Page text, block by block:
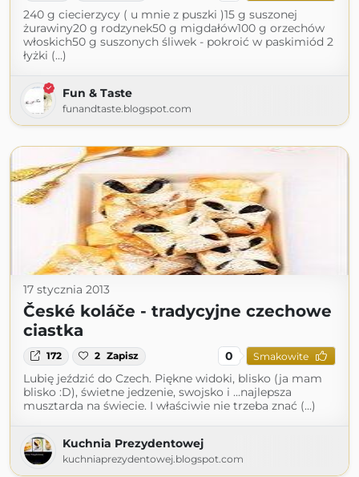
240 g ciecierzycy ( u mnie z puszki )15 g suszonej
żurawiny20 g rodzynek50 g migdałów100 g orzechów
włoskich50 g suszonych śliwek - pokroić w paskimiód 2
łyżki (...)
Fun & Taste
funandtaste.blogspot.com
17 stycznia 2013
České koláče - tradycyjne czechowe
ciastka
172 2 Zapisz 0 Smakowite
Lubię jeździć do Czech. Piękne widoki, blisko (ja mam
blisko :D), świetne jedzenie, swojsko i ...najlepsza
musztarda na świecie. I właściwie nie trzeba znać (...)
Kuchnia Prezydentowej
kuchniaprezydentowej.blogspot.com